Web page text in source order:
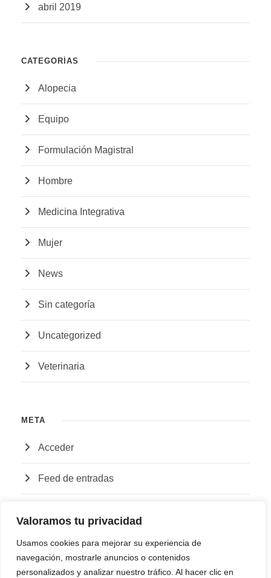
Valoramos tu privacidad
Usamos cookies para mejorar su experiencia de
navegación, mostrarle anuncios o contenidos
personalizados y analizar nuestro tráfico. Al hacer clic en
abril 2019
CATEGORÍAS
Alopecia
Equipo
Formulación Magistral
Hombre
Medicina Integrativa
Mujer
News
Sin categoría
Uncategorized
Veterinaria
META
Acceder
Feed de entradas
WordPress.org